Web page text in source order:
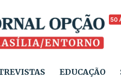
50
EDUCAÇÃO